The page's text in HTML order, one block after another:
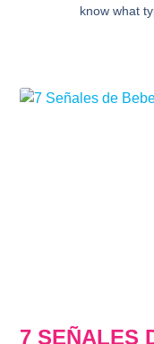
know what
7 SEÑALES